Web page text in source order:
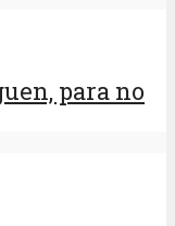
para no